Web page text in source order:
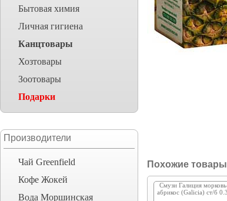
Бытовая химия
Личная гигиена
Канцтовары
Хозтовары
Зоотовары
Подарки
Производители
Чай Greenfield
Кофе Жокей
Вода Моршинская
Похожие товары
Смузи Галиция
абрикос (Galicia) ст/б